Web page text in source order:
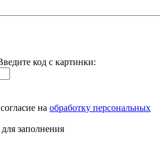
код с картинки:
на обработку персональных
заполнения